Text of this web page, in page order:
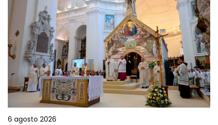
6 agosto 2026